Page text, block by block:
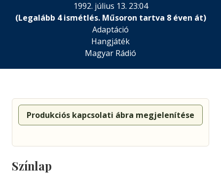
1992. július 13. 23:04
(Legalább 4 ismétlés. Műsoron tartva 8 éven át)
Adaptáció
Hangjáték
Magyar Rádió
Produkciós kapcsolati ábra megjelenítése
Színlap